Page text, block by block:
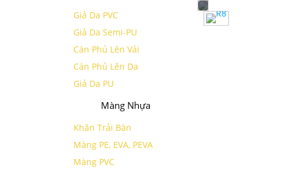
Giả Da PVC
Giả Da Semi-PU
Cán Phủ Lên Vải
Cán Phủ Lên Da
Giả Da PU
Màng Nhựa
Khăn Trải Bàn
Màng PE, EVA, PEVA
Màng PVC